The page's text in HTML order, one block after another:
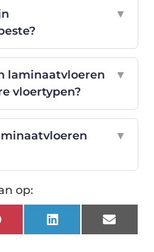
▼
laminaatvloeren
vloertypen?
▼
▼
op:
PinterestLinkedIn Email